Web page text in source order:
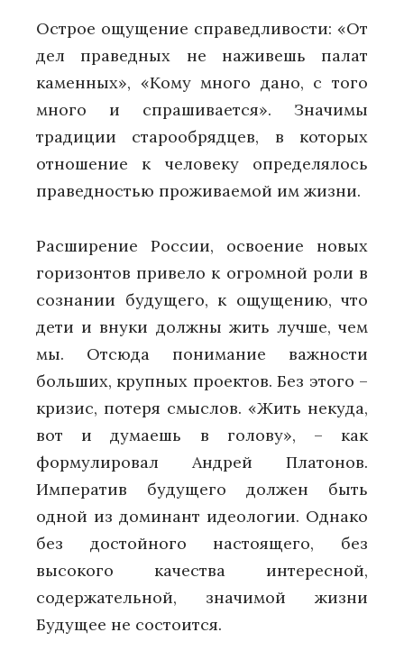
Острое ощущение справедливости: «От
дел праведных не наживешь палат
каменных», «Кому много дано, с того
много и спрашивается». Значимы
традиции старообрядцев, в которых
отношение к человеку определялось
праведностью проживаемой им жизни.
Расширение России, освоение новых
горизонтов привело к огромной роли в
сознании будущего, к ощущению, что
дети и внуки должны жить лучше, чем
мы. Отсюда понимание важности
больших, крупных проектов. Без этого –
кризис, потеря смыслов. «Жить некуда,
вот и думаешь в голову», – как
формулировал Андрей Платонов.
Императив будущего должен быть
одной из доминант идеологии. Однако
без достойного настоящего, без
высокого качества интересной,
содержательной, значимой жизни
Будущее не состоится.